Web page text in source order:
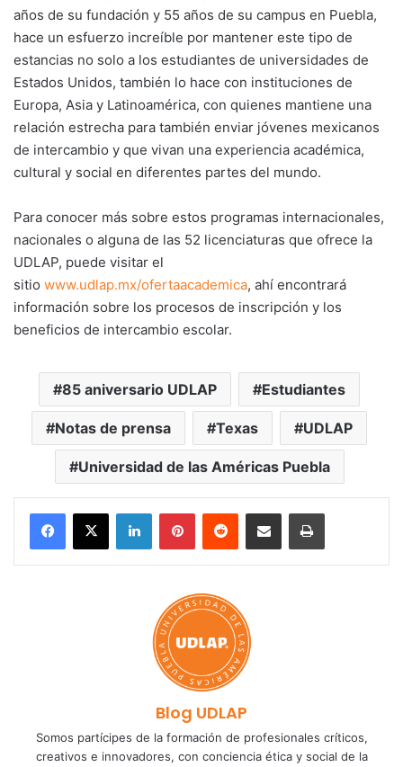
años de su fundación y 55 años de su campus en Puebla,
hace un esfuerzo increíble por mantener este tipo de
estancias no solo a los estudiantes de universidades de
Estados Unidos, también lo hace con instituciones de
Europa, Asia y Latinoamérica, con quienes mantiene una
relación estrecha para también enviar jóvenes mexicanos
de intercambio y que vivan una experiencia académica,
cultural y social en diferentes partes del mundo.
Para conocer más sobre estos programas internacionales,
nacionales o alguna de las 52 licenciaturas que ofrece la
UDLAP, puede visitar el
sitio www.udlap.mx/ofertaacademica, ahí encontrará
información sobre los procesos de inscripción y los
beneficios de intercambio escolar.
85 aniversario UDLAP Estudiantes
Notas de prensa Texas UDLAP
Universidad de las Américas Puebla
LinkedInPinterestReddit Share via Email Print
Blog UDLAP
Somos partícipes de la formación de profesionales críticos,
creativos e innovadores, con conciencia ética y social de la